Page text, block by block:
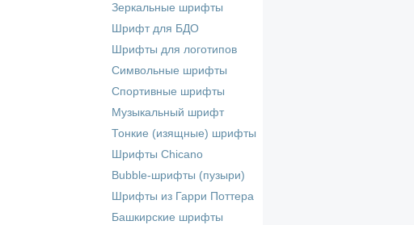
Зеркальные шрифты
Шрифт для БДО
Шрифты для логотипов
Символьные шрифты
Спортивные шрифты
Музыкальный шрифт
Тонкие (изящные) шрифты
Шрифты Chicano
Bubble-шрифты (пузыри)
Шрифты из Гарри Поттера
Башкирские шрифты